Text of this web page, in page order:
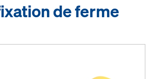
de ferme